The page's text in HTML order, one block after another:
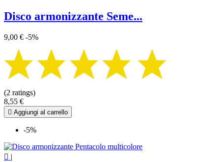
Disco armonizzante Seme...
9,00 € -5%
(2 ratings)
8,55 €
 Aggiungi al carrello
-5%
 |